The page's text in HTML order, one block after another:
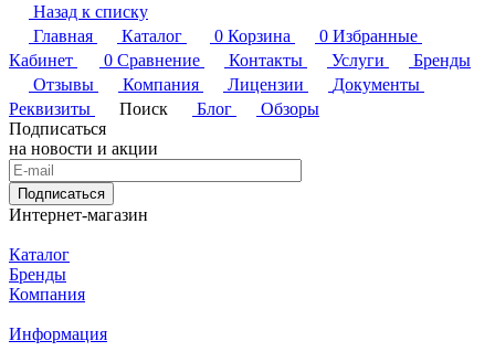
Назад к списку
Главная
Каталог 0 Корзина 0 Избранные
Кабинет
0 Сравнение Контакты Услуги
Бренды
Отзывы
Компания Лицензии
Документы
Реквизиты
Поиск Блог
Обзоры
Подписаться
на новости и акции
Подписаться
Интернет-магазин
Каталог
Бренды
Компания
Информация